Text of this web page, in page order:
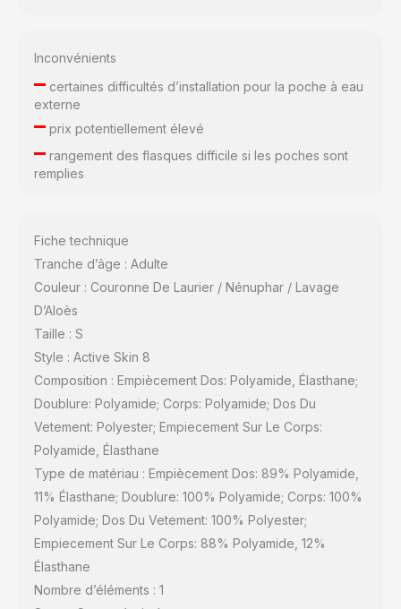
Inconvénients
–certaines difficultés d’installation pour la poche à eau
externe
–prix potentiellement élevé
–rangement des flasques difficile si les poches sont
remplies
Fiche technique
Tranche d’âge : Adulte
Couleur : Couronne De Laurier / Nénuphar / Lavage
D’Aloès
Taille : S
Style : Active Skin 8
Composition : Empiècement Dos: Polyamide, Élasthane;
Doublure: Polyamide; Corps: Polyamide; Dos Du
Vetement: Polyester; Empiecement Sur Le Corps:
Polyamide, Élasthane
Type de matériau : Empiècement Dos: 89% Polyamide,
11% Élasthane; Doublure: 100% Polyamide; Corps: 100%
Polyamide; Dos Du Vetement: 100% Polyester;
Empiecement Sur Le Corps: 88% Polyamide, 12%
Élasthane
Nombre d’éléments : 1